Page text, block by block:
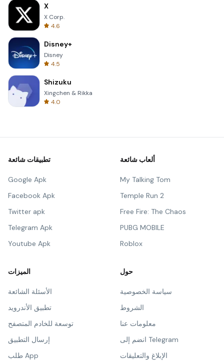
X
X Corp.
4.6
Disney+
Disney
4.5
Shizuku
Xingchen & Rikka
4.0
تطبيقات شائعة
Google Apk
Facebook Apk
Twitter apk
Telegram Apk
Youtube Apk
ألعاب شائعة
My Talking Tom
Temple Run 2
Free Fire: The Chaos
PUBG MOBILE
Roblox
الميزات
الأسئلة الشائعة
تطبيق الأندرويد
توسعة للخادم المتصفح
إرسال التطبيق
طلب App
حول
سياسة الخصوصية
الشروط
معلومات عنا
انضم إلى Telegram
الإبلاغ والتعليقات